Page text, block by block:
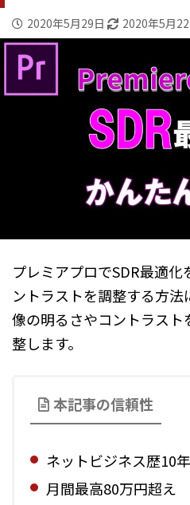
2020年5月29日 2020年5月
プレミアプロでSDR最適
ントラストを調整する方
像の明るさやコントラスト
整します。
本記事の信頼性
ネットビジネス歴10
月間最高80万円超え